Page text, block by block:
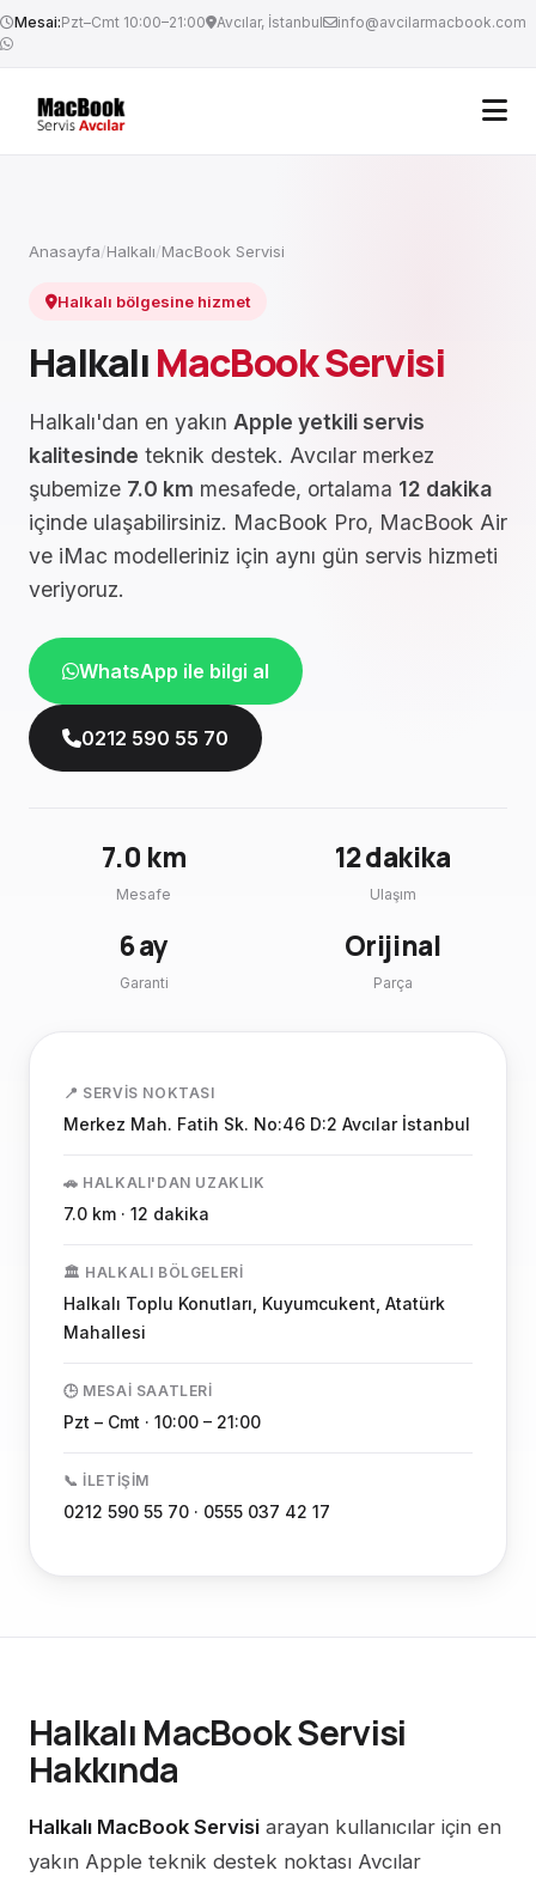
Mesai:Pzt–Cmt 10:00–21:00 Avcılar, İstanbul info@avcilarmacbook.com
Anasayfa/Halkalı/MacBook Servisi
Halkalı bölgesine hizmet
HalkalıMacBook Servisi
Halkalı'dan en yakın Apple yetkili servis
kalitesinde teknik destek. Avcılar merkez
şubemize 7.0 km mesafede, ortalama 12 dakika
içinde ulaşabilirsiniz. MacBook Pro, MacBook Air
ve iMac modelleriniz için aynı gün servis hizmeti
veriyoruz.
WhatsApp ile bilgi al
0212 590 55 70
7.0 km
Mesafe
12 dakika
Ulaşım
6 ay
Garanti
Orijinal
Parça
📍 SERVIS NOKTASI
Merkez Mah. Fatih Sk. No:46 D:2 Avcılar İstanbul
🚗 HALKALI'DAN UZAKLIK
7.0 km · 12 dakika
🏛️ HALKALI BÖLGELERI
Halkalı Toplu Konutları, Kuyumcukent, Atatürk
Mahallesi
🕒 MESAI SAATLERI
Pzt – Cmt · 10:00 – 21:00
📞 İLETIŞIM
0212 590 55 70 · 0555 037 42 17
Halkalı MacBook Servisi
Hakkında
Halkalı MacBook Servisi arayan kullanıcılar için en
yakın Apple teknik destek noktası Avcılar